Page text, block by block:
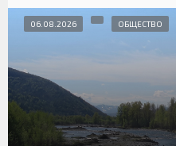
06.08.2026 ОБЩЕСТВО